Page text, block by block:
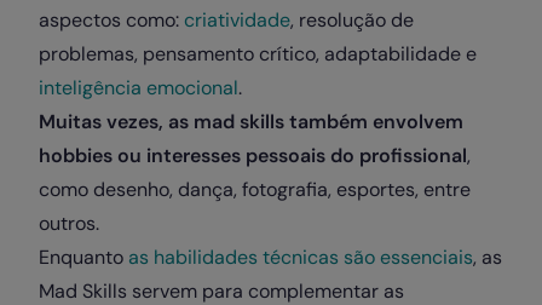
aspectos como: criatividade, resolução de
problemas, pensamento crítico, adaptabilidade e
inteligência emocional.
Muitas vezes, as mad skills também envolvem
hobbies ou interesses pessoais do profissional,
como desenho, dança, fotografia, esportes, entre
outros.
Enquanto as habilidades técnicas são essenciais, as
Mad Skills servem para complementar as